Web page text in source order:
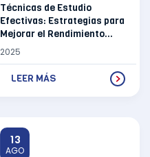
Técnicas de Estudio
Efectivas: Estrategias para
Mejorar el Rendimiento
Académico
2025
LEER MÁS
13
AGO